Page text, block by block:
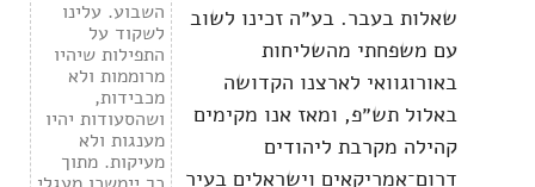
השבוע. עלינו
לשקוד על
התפילות שיהיו
מרוממות ולא
מכבידות,
ושהסעודות יהיו
מענגות ולא
מעיקות. מתוך
שאלות בעבר. בע״ה זכינו לשוב
עם משפחתי מהשליחות
באורוגוואי לארצנו הקדושה
באלול תש״פ, ומאז אנו מקימים
קהילה מקרבת ליהודים
דרום־אמריקאים וישראלים בעיר